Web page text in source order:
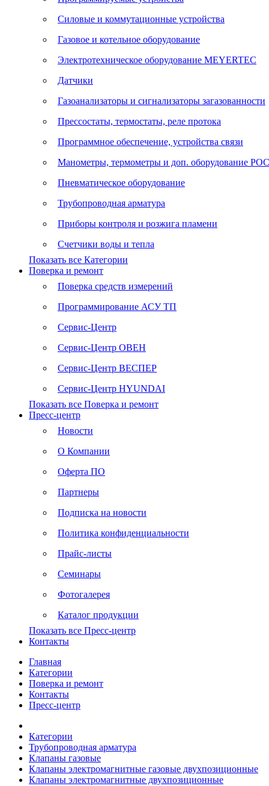
Силовые и коммутационные устройства
Газовое и котельное оборудование
Электротехническое оборудование MEYERTEC
Датчики
Газоанализаторы и сигнализаторы загазованности
Прессостаты, термостаты, реле протока
Программное обеспечение, устройства связи
Манометры, термометры и доп. оборудование
Пневматическое оборудование
Трубопроводная арматура
Приборы контроля и розжига пламени
Счетчики воды и тепла
Показать все Категории
Поверка и ремонт
Поверка средств измерений
Программирование АСУ ТП
Сервис-Центр
Сервис-Центр ОВЕН
Сервис-Центр ВЕСПЕР
Сервис-Центр HYUNDAI
Показать все Поверка и ремонт
Пресс-центр
Новости
О Компании
Оферта ПО
Партнеры
Подписка на новости
Политика конфиденциальности
Прайс-листы
Семинары
Фотогалерея
Каталог продукции
Показать все Пресс-центр
Контакты
Главная
Категории
Поверка и ремонт
Контакты
Пресс-центр
Категории
Трубопроводная арматура
Клапаны газовые
Клапаны электромагнитные газовые двухпозиционные
Клапаны электромагнитные двухпозиционные